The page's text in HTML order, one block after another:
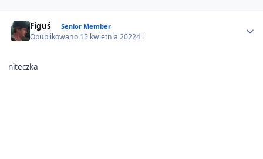
Figuś Senior Member
Opublikowano 15 kwietnia 20224 l
niteczka